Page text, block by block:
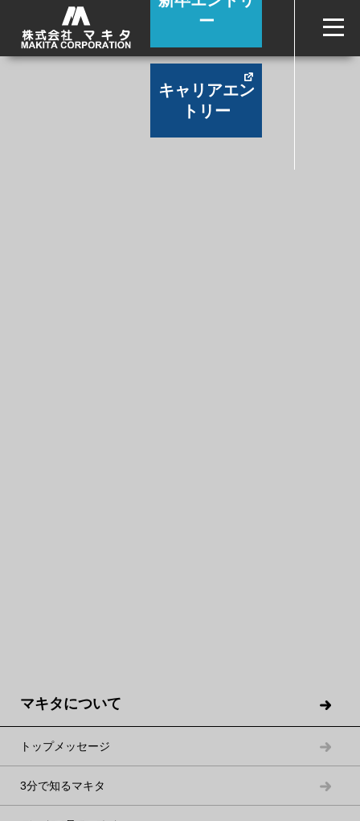
ー
キャリアエン
トリー
マキタについて
トップメッセージ
3分で知るマキタ
CROSS TALK
中途入社組が語り合うマキタの魅力
セカンドステージ、サードステージとして大いに活躍していま
す。